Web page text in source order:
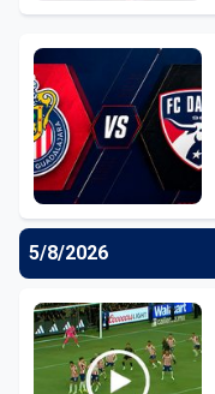
5/8/2026